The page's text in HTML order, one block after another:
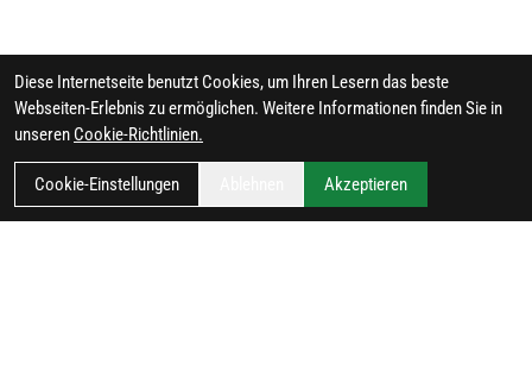
Diese Internetseite benutzt Cookies, um Ihren Lesern das beste
Webseiten-Erlebnis zu ermöglichen. Weitere Informationen finden Sie in
unseren Cookie-Richtlinien.
Cookie-Einstellungen Akzeptieren